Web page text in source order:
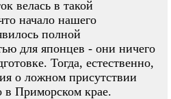
велась в такой
начало нашего
полной
для японцев - они ничего
Тогда, естественно,
о ложном присутствии
в Приморском крае.